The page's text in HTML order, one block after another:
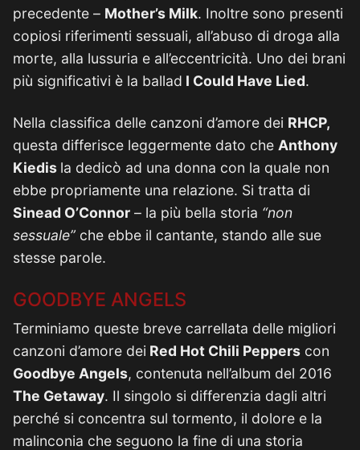
precedente – Mother’s Milk. Inoltre sono presenti
copiosi riferimenti sessuali, all’abuso di droga alla
morte, alla lussuria e all’eccentricità. Uno dei brani
più significativi è la ballad I Could Have Lied.
Nella classifica delle canzoni d’amore dei RHCP,
questa differisce leggermente dato che Anthony
Kiedis la dedicò ad una donna con la quale non
ebbe propriamente una relazione. Si tratta di
Sinead O’Connor – la più bella storia “non
sessuale” che ebbe il cantante, stando alle sue
stesse parole.
GOODBYE ANGELS
Terminiamo queste breve carrellata delle migliori
canzoni d’amore dei Red Hot Chili Peppers con
Goodbye Angels, contenuta nell’album del 2016
The Getaway. Il singolo si differenzia dagli altri
perché si concentra sul tormento, il dolore e la
malinconia che seguono la fine di una storia